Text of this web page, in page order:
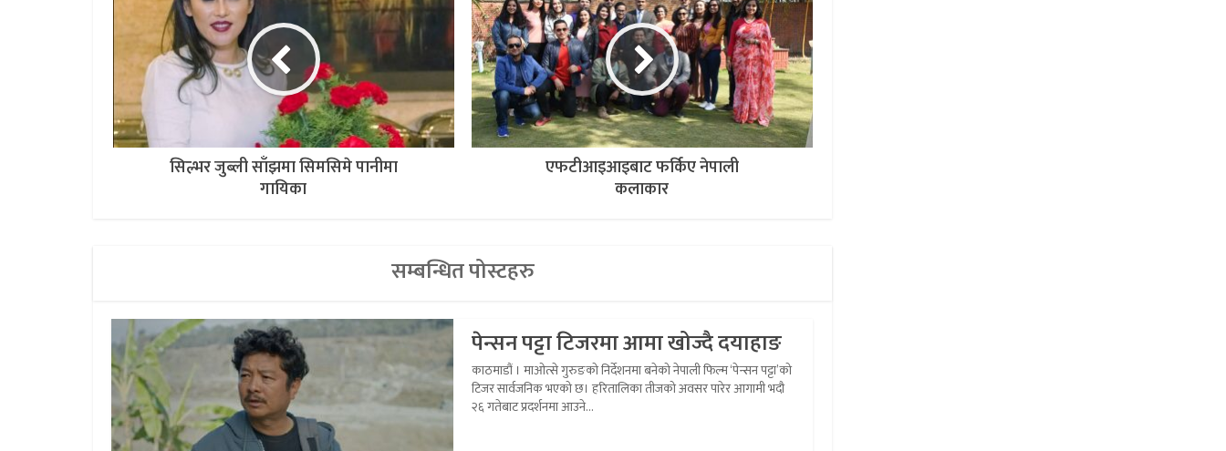
सिल्भर जुब्ली साँझमा सिमसिमे पानीमा
गायिका
एफटीआइआइबाट फर्किए नेपाली
कलाकार
सम्बन्धित पोस्टहरु
पेन्सन पट्टा टिजरमा आमा खोज्दै दयाहाङ
काठमाडौं । माओत्से गुरुङको निर्देशनमा बनेको नेपाली फिल्म ‘पेन्सन पट्टा’को
टिजर सार्वजनिक भएको छ। हरितालिका तीजको अवसर पारेर आगामी भदौ
२६ गतेबाट प्रदर्शनमा आउने...